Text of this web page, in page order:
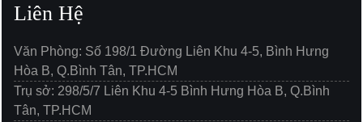
Liên Hệ
Văn Phòng: Số 198/1 Đường Liên Khu 4-5, Bình Hưng
Hòa B, Q.Bình Tân, TP.HCM
Trụ sở: 298/5/7 Liên Khu 4-5 Bình Hưng Hòa B, Q.Bình
Tân, TP.HCM